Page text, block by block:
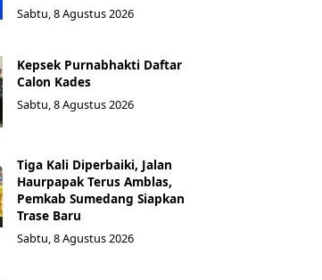
Sabtu, 8 Agustus 2026
Kepsek Purnabhakti Daftar
Calon Kades
Sabtu, 8 Agustus 2026
Tiga Kali Diperbaiki, Jalan
Haurpapak Terus Amblas,
Pemkab Sumedang Siapkan
Trase Baru
Sabtu, 8 Agustus 2026